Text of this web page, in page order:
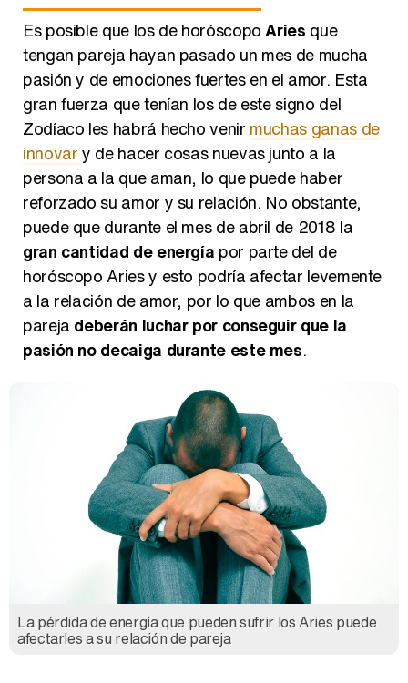
Es posible que los de horóscopo
tengan pareja hayan pasado un mes de mucha
pasión y de emociones fuertes en el amor. Esta
gran fuerza que tenían los de este signo del
Zodíaco les habrá hecho venirmuchas ganas de
innovary de hacer cosas nuevas junto a la
persona a la que aman, lo que puede haber
reforzado su amor y su relación. No obstante,
puede que durante el mes de abril de 2018 la
gran cantidad de energíapor parte del de
horóscopo Aries y esto podría afectar levemente
a la relación de amor, por lo que ambos en la
parejadeberán luchar por conseguir que la
pasión no decaiga durante este mes.
La pérdida de energía que pueden sufrir los Aries puede
afectarles a su relación de pareja